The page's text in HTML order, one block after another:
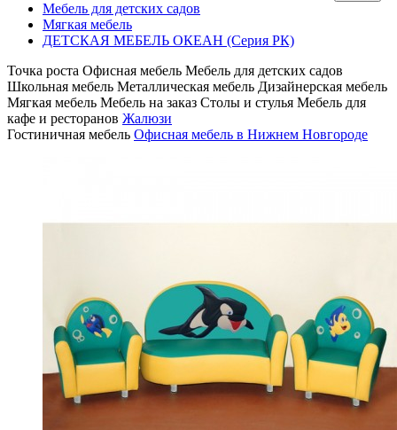
Мебель для детских садов
Мягкая мебель
ДЕТСКАЯ МЕБЕЛЬ ОКЕАН (Серия РК)
Точка роста Офисная мебель Мебель для детских садов
Школьная мебель Металлическая мебель Дизайнерская мебель
Мягкая мебель Мебель на заказ Столы и стулья Мебель для
кафе и ресторанов Жалюзи
Гостиничная мебель Офисная мебель в Нижнем Новгороде